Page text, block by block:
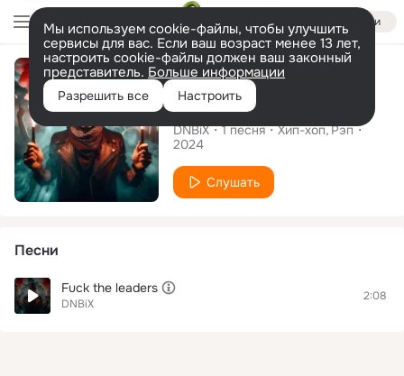
Войти
Мы используем cookie-файлы, чтобы улучшить
сервисы для вас. Если ваш возраст менее 13 лет,
настроить cookie-файлы должен ваш законный
представитель. Больше информации
Разрешить все Настроить
Сингл
Fuck the leaders
DNBiX 1песня Хип-хоп Рэп
2024
Слушать
Песни
Fuck the leaders
DNBiX
2:08